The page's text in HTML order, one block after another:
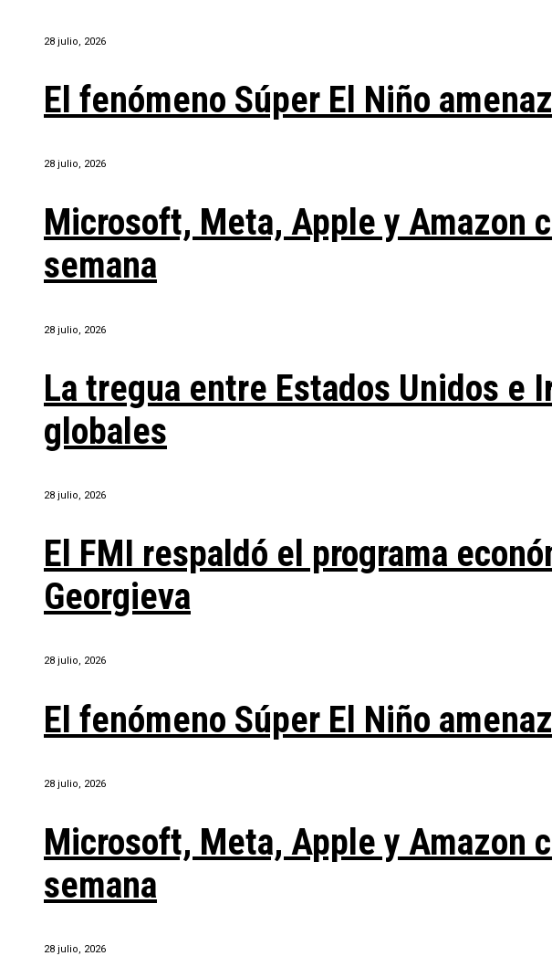
28 julio, 2026
El fenómeno Súper El Niño
28 julio, 2026
Microsoft, Meta, Apple y Amazon
semana
28 julio, 2026
La tregua entre Estados Unidos e
globales
28 julio, 2026
El FMI respaldó el programa
Georgieva
28 julio, 2026
El fenómeno Súper El Niño
28 julio, 2026
Microsoft, Meta, Apple y Amazon
semana
28 julio, 2026